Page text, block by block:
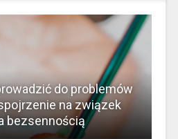
do problemów
na związek
bezsennością